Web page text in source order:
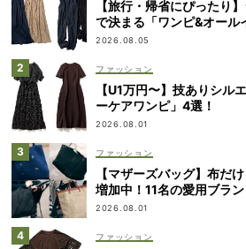
【旅行・帰省にぴったり
で決まる「ワンピ&オール
2026.08.05
ファッション
【U1万円〜】技ありシル
ーケアワンピ」4選！
2026.08.01
ファッション
【マザーズバッグ】布だ
増加中！11名の愛用ブラン
2026.08.01
ファッション